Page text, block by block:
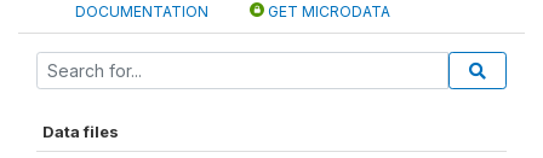
DOCUMENTATION GET MICRODATA
Data files